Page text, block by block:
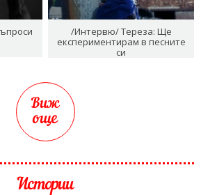
/Интервю/ Тереза: Ще
експериментирам в песните
си
Виж
още
Истории